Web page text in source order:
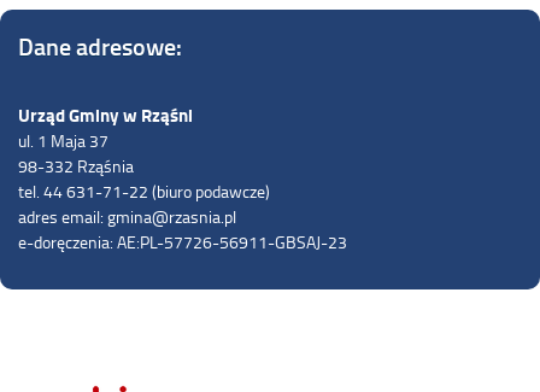
Dane adresowe:
Urząd Gminy w Rząśni
ul. 1 Maja 37
98-332 Rząśnia
tel. 44 631-71-22 (biuro podawcze)
adres email: gmina@rzasnia.pl
e-doręczenia: AE:PL-57726-56911-GBSAJ-23